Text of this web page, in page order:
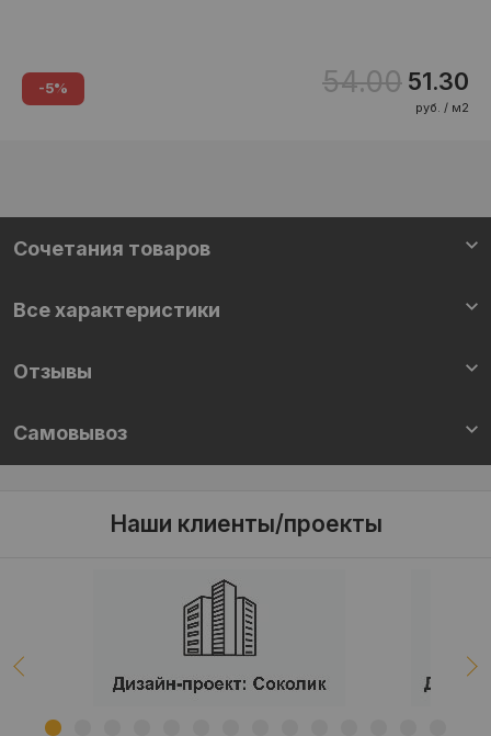
-5% 54.00 51.30
руб. / м2
Cочетания товаров
Все характеристики
Отзывы
Самовывоз
Наши клиенты/проекты